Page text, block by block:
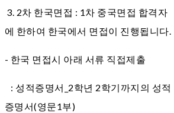
3. 2차 한국면접 : 1차 중국면접 합격자
에 한하여 한국에서 면접이 진행됩니다.
- 한국 면접시 아래 서류 직접제출
: 성적증명서_2학년 2학기까지의 성적
증명서(영문1부)